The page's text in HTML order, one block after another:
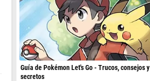
Guía de Pokémon Let's Go - Trucos, consejos y
secretos